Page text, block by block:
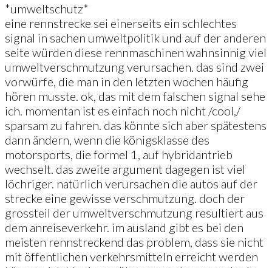
*umweltschutz*
eine rennstrecke sei einerseits ein schlechtes
signal in sachen umweltpolitik und auf der anderen
seite würden diese rennmaschinen wahnsinnig viel
umweltverschmutzung verursachen. das sind zwei
vorwürfe, die man in den letzten wochen häufig
hören musste. ok, das mit dem falschen signal sehe
ich. momentan ist es einfach noch nicht /cool,/
sparsam zu fahren. das könnte sich aber spätestens
dann ändern, wenn die königsklasse des
motorsports, die formel 1, auf hybridantrieb
wechselt. das zweite argument dagegen ist viel
löchriger. natürlich verursachen die autos auf der
strecke eine gewisse verschmutzung. doch der
grossteil der umweltverschmutzung resultiert aus
dem anreiseverkehr. im ausland gibt es bei den
meisten rennstreckend das problem, dass sie nicht
mit öffentlichen verkehrsmitteln erreicht werden